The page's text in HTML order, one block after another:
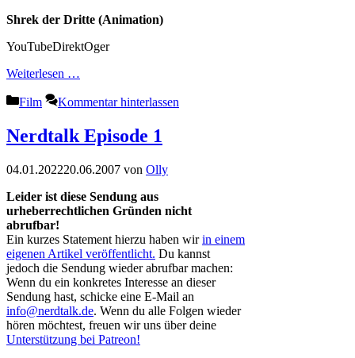
Shrek der Dritte (Animation)
YouTubeDirektOger
Weiterlesen …
Kategorien
Film Kommentar hinterlassen
Nerdtalk Episode 1
04.01.202220.06.2007 von Olly
Leider ist diese Sendung aus
urheberrechtlichen Gründen nicht
abrufbar!
Ein kurzes Statement hierzu haben wirin einem
eigenen Artikel veröffentlicht. Du kannst
jedoch die Sendung wieder abrufbar machen:
Wenn du ein konkretes Interesse an dieser
Sendung hast, schicke eine E-Mail an
info@nerdtalk.de. Wenn du alle Folgen wieder
hören möchtest, freuen wir uns über deine
Unterstützung bei Patreon!